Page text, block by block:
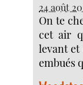
24 août
On te
cet air
levant et
embués